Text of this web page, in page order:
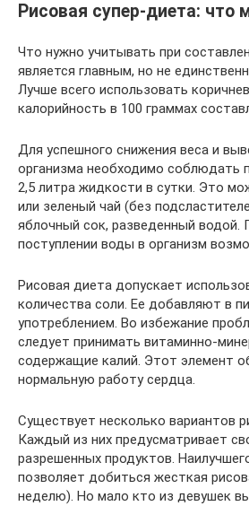
Рисовая супер-диета: что
Что нужно учитывать при
является главным, но не
Лучше всего использовать
калорийность в 100 граммах
Для успешного снижения веса и
организма необходимо соблюдать
2,5 литра жидкости в сутки. Это
или зеленый чай (без
яблочный сок, разведенный водой.
поступлении воды в организм
Рисовая диета допускает
количества соли. Ее добавляют в
употреблением. Во избежание
следует принимать витаминно-
содержащие калий. Этот элемент
нормальную работу сердца.
Существует несколько вариантов
Каждый из них предусматривает
разрешенных продуктов.
позволяет добиться жесткая
неделю). Но мало кто из девушек